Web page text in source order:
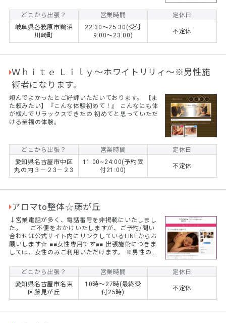
17,000円 指圧やオイルマッサージ（女性専用）す
べて同料金です。 ※各務原市外の方は1,000円頂戴
しております 遠方の方は別途出張費を請求させてい
ただく事もございます。 ご予約はLINEやショートメ
ッセージにてお願いいたします。
どこから出張？ 営業時間
定休日
岐阜県各務原市鵜沼
川崎町
22:30〜25:30(受付
9:00〜23:00)
不定休
Ｗｈｉｔｅ Ｌｉｌｙ～ホワイトリリィ～※男性施
術者になります。
頼んでよかったとご好評いただいております。 【ま
た頼みたい】『こんな体験初めて！』 こんなにも体
が緩んでリラックスできたの 初めてと思っていただ
ける至福の体験。
どこから出張？ 営業時間
定休日
愛知県名古屋市中区
丸の内３－２3－２3
11:00~24:00(予約受
付21:00)
不定休
アロマto整体☆藤が丘
↓営業電話が多く、電話番号を非掲載にいたしまし
た。 ご不便をおかけいたしますが、ご予約/問い
合わせは公式サイト内にリンクしているLINEからお
願いします☆ ■■女性専用です■■ 出張施術につきま
しては、女性のみご利用いただけます。 ※男性のお
だきます。 (初回)至福の120分☆アロマリンパマッ
サージ 通常価格￥12,300 ⇒ ¥9,800+交通費
(初回)たっぷり150分☆アロマリンパマッサージ
通常価格￥15,300 ⇒ ¥12,800円+交通費 ※もみ
ほぐし・整体も同価格でご...
どこから出張？ 営業時間
定休日
愛知県名古屋市名東
区藤見が丘
10時～27時(最終受
付25時)
不定休